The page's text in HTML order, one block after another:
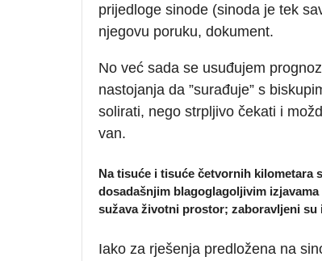
prijedloge sinode (sinoda je tek
njegovu poruku, dokument.
No već sada se usuđujem
nastojanja da ”surađuje” s
solirati, nego strpljivo čekati i
van.
Na tisuće i tisuće četvornih kilometara
dosadašnjim blagoglagoljivim
sužava životni prostor; zaboravljeni
Iako za rješenja predložena na